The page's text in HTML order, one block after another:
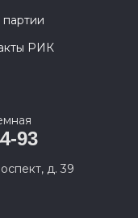
РИК
93
д. 39